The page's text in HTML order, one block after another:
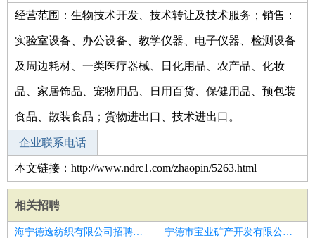
经营范围：生物技术开发、技术转让及技术服务；销售：
实验室设备、办公设备、教学仪器、电子仪器、检测设备
及周边耗材、一类医疗器械、日化用品、农产品、化妆
品、家居饰品、宠物用品、日用百货、保健用品、预包装
食品、散装食品；货物进出口、技术进出口。
企业联系电话
本文链接：http://www.ndrc1.com/zhaopin/5263.html
相关招聘
海宁德逸纺织有限公司招聘出纳
宁德市宝业矿产开发有限公司招聘出纳